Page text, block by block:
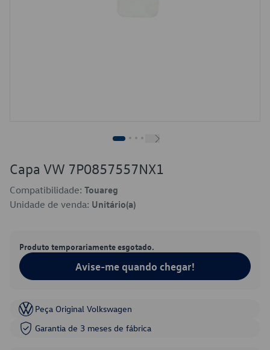
Capa VW 7P0857557NX1
Compatibilidade: Touareg
Unidade de venda: Unitário(a)
Produto temporariamente esgotado.
Avise-me quando chegar!
Peça Original Volkswagen
Garantia de 3 meses de fábrica